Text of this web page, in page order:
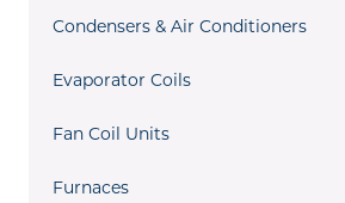
Condensers & Air Conditioners
Evaporator Coils
Fan Coil Units
Furnaces